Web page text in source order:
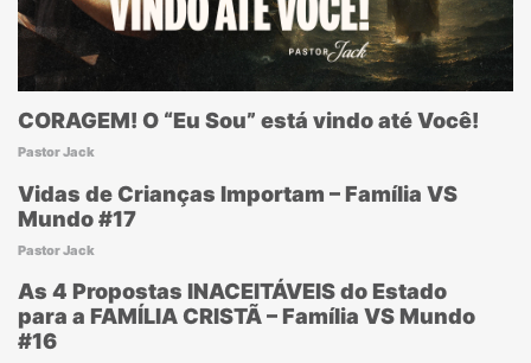
CORAGEM! O “Eu Sou” está vindo até Você!
Pastor Jack
Vidas de Crianças Importam – Família VS
Mundo #17
Pastor Jack
As 4 Propostas INACEITÁVEIS do Estado
para a FAMÍLIA CRISTÃ – Família VS Mundo
#16